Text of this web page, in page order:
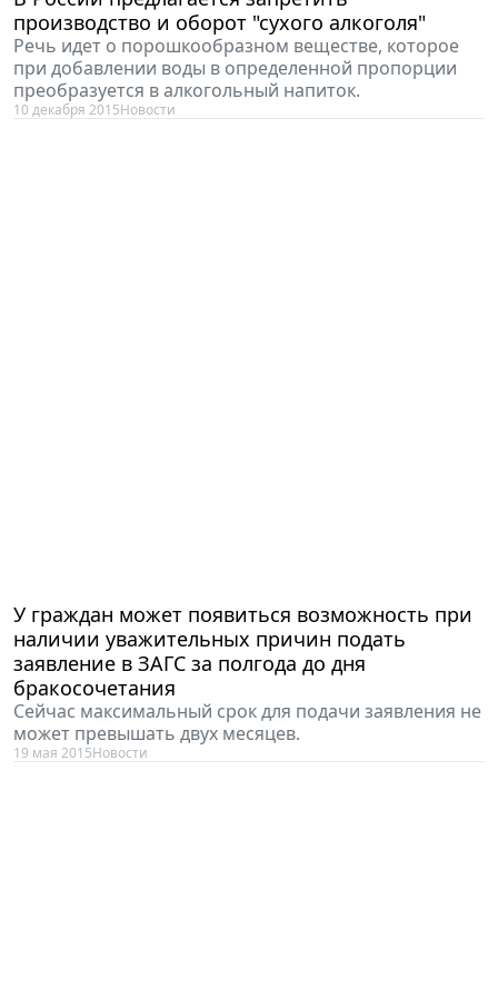
производство и оборот "сухого алкоголя"
Речь идет о порошкообразном веществе, которое
при добавлении воды в определенной пропорции
преобразуется в алкогольный напиток.
10 декабря 2015Новости
У граждан может появиться возможность при
наличии уважительных причин подать
заявление в ЗАГС за полгода до дня
бракосочетания
Сейчас максимальный срок для подачи заявления не
может превышать двух месяцев.
19 мая 2015Новости